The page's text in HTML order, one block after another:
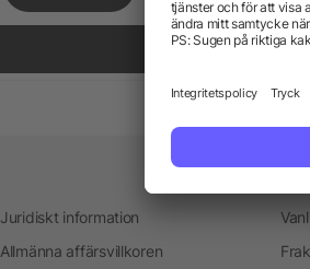
Juridiskt information
Allmänna affärsvillkoren